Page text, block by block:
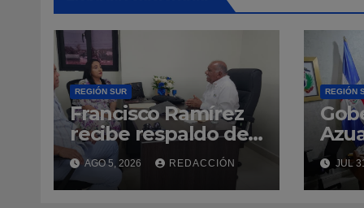
REGIÓN SUR
Francisco Ramírez
recibe respaldo de
la senadora Lía Díaz
para fortalecer la
UASD-Azua
AGO 5, 2026 REDACCIÓN
REGIÓN
JUL